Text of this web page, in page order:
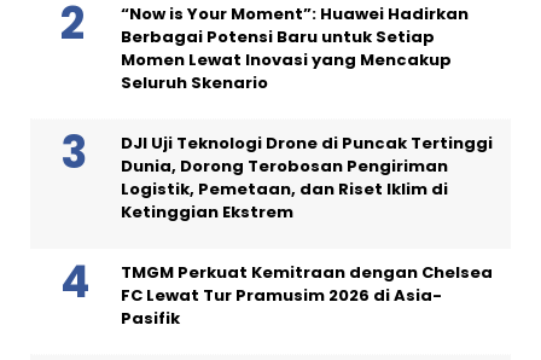
“Now is Your Moment”: Huawei Hadirkan
Berbagai Potensi Baru untuk Setiap
Momen Lewat Inovasi yang Mencakup
Seluruh Skenario
DJI Uji Teknologi Drone di Puncak Tertinggi
Dunia, Dorong Terobosan Pengiriman
Logistik, Pemetaan, dan Riset Iklim di
Ketinggian Ekstrem
TMGM Perkuat Kemitraan dengan Chelsea
FC Lewat Tur Pramusim 2026 di Asia-
Pasifik